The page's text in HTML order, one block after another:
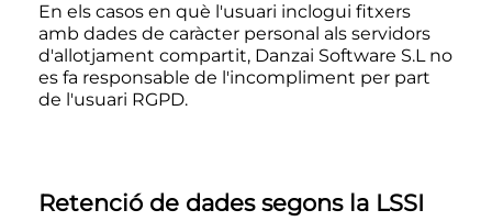
En els casos en què l'usuari inclogui fitxers
amb dades de caràcter personal als servidors
d'allotjament compartit, Danzai Software S.L no
es fa responsable de l'incompliment per part
de l'usuari RGPD.
Retenció de dades segons la LSSI